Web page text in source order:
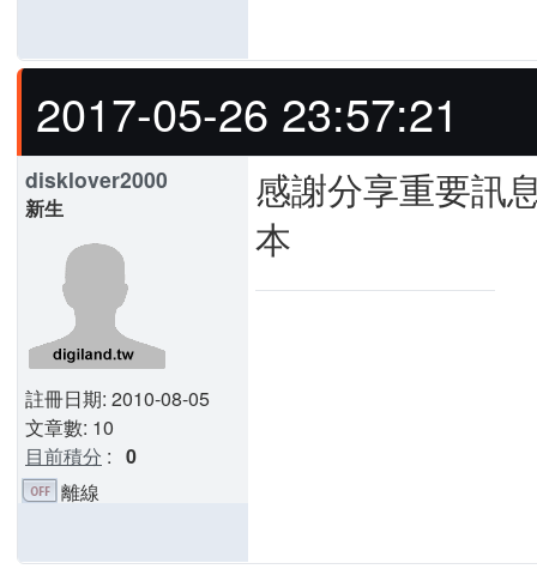
2017-05-26 23:57:21
disklover2000
新生
註冊日期: 2010-08-05
文章數: 10
目前積分 : 0
感謝分享重要訊
本
離線